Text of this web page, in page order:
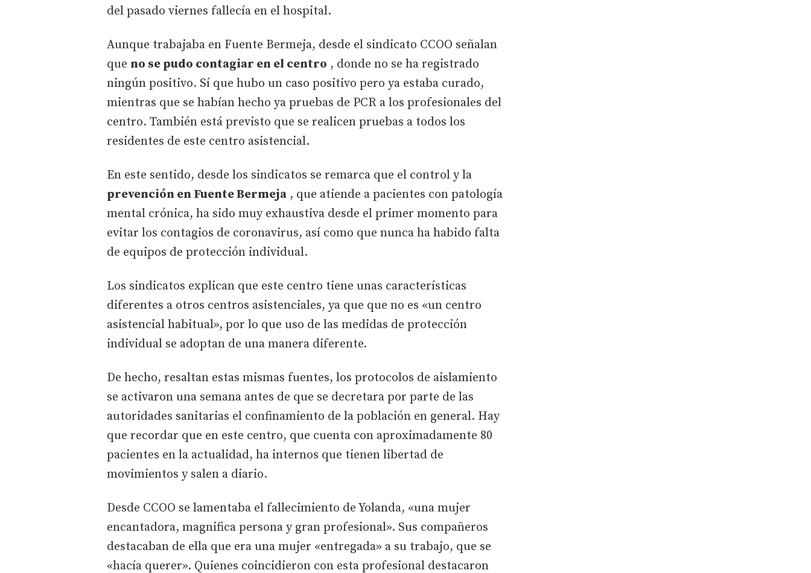
del pasado viernes fallecía en el hospital.
Aunque trabajaba en Fuente Bermeja, desde el sindicato CCOO señalan
que no se pudo contagiar en el centro , donde no se ha registrado
ningún positivo. Sí que hubo un caso positivo pero ya estaba curado,
mientras que se habían hecho ya pruebas de PCR a los profesionales del
centro. También está previsto que se realicen pruebas a todos los
residentes de este centro asistencial.
En este sentido, desde los sindicatos se remarca que el control y la
prevención en Fuente Bermeja , que atiende a pacientes con patología
mental crónica, ha sido muy exhaustiva desde el primer momento para
evitar los contagios de coronavirus, así como que nunca ha habido falta
de equipos de protección individual.
Los sindicatos explican que este centro tiene unas características
diferentes a otros centros asistenciales, ya que que no es «un centro
asistencial habitual», por lo que uso de las medidas de protección
individual se adoptan de una manera diferente.
De hecho, resaltan estas mismas fuentes, los protocolos de aislamiento
se activaron una semana antes de que se decretara por parte de las
autoridades sanitarias el confinamiento de la población en general. Hay
que recordar que en este centro, que cuenta con aproximadamente 80
pacientes en la actualidad, ha internos que tienen libertad de
movimientos y salen a diario.
Desde CCOO se lamentaba el fallecimiento de Yolanda, «una mujer
encantadora, magnifica persona y gran profesional». Sus compañeros
destacaban de ella que era una mujer «entregada» a su trabajo, que se
«hacía querer». Quienes coincidieron con esta profesional destacaron